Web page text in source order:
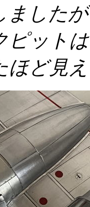
ました
ピット
ほど見